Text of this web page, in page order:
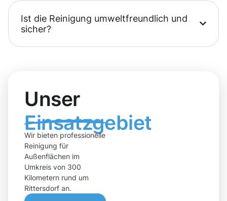
Ist die Reinigung umweltfreundlich und
sicher?
Unser
Einsatzgebiet
Wir bieten professionelle
Reinigung für
Außenflächen im
Umkreis von 300
Kilometern rund um
Rittersdorf an.